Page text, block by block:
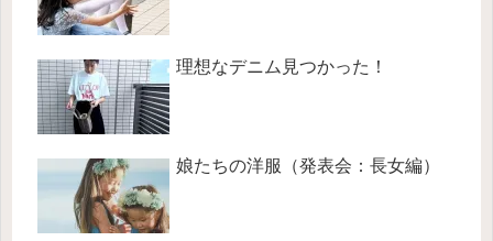
理想なデニム見つかった！
娘たちの洋服（発表会：長女編）